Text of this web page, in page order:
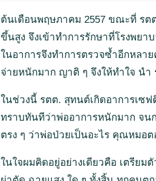
ต้นเดือนพฤษภาคม 2557 ขณะที่ รต
ขึ้นสูง จึงเข้าทำการรักษาที่โรงพยา
ในอาการจึงทำการตรวจซ้ำอีกหลา
จ่ายหนักมาก ญาติ ๆ จึงให้ทำใจ น
ในช่วงนี้ รตต. สุทนต์เกิดอาการเซ
ทราบทันทีว่าพ่ออาการหนักมาก จน
ตรง ๆ ว่าพ่อป่วยเป็นอะไร คุณหมอต
ในใจผมคิดอยู่อย่างเดียวคือ เตรีย